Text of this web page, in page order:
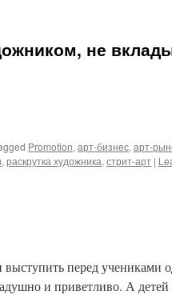
не
Promotion, арт-бизнес, арт-
, раскрутка художника, стрит-арт |
перед учениками
и приветливо. А детей